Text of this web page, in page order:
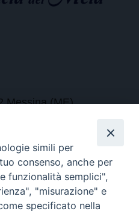
Messina (ME)
ore 9.30 alle 12.30
simili per
consenso, anche per
funzionalità semplici",
"misurazione" e
specificato nella